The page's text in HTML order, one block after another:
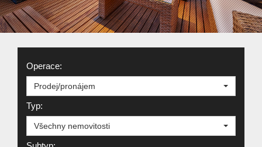
Operace:
Prodej/pronájem
Typ:
Všechny nemovitosti